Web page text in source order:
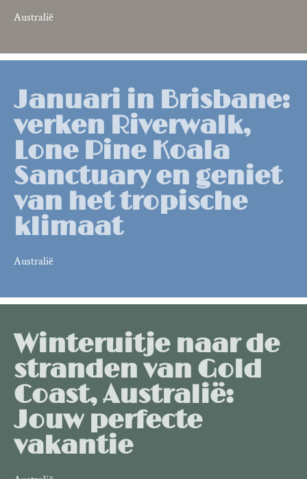
Australië
Australië
Januari in Brisbane:
verken Riverwalk,
Lone Pine Koala
Sanctuary en geniet
van het tropische
klimaat
Winteruitje naar de
stranden van Gold
Coast, Australië:
Jouw perfecte
vakantie